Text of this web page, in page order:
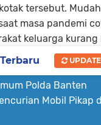
tersebut.
masa pandemi
keluarga kurang
Ucapkan Terima
Polda Banten
Mobil Pikap
UPDATE